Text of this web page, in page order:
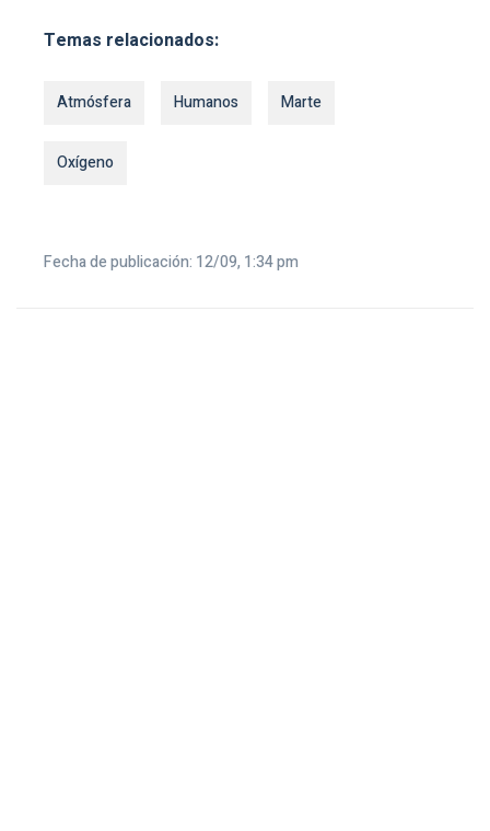
Temas relacionados:
Atmósfera Humanos Marte
Oxígeno
Fecha de publicación: 12/09, 1:34 pm